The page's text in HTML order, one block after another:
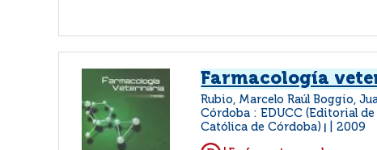
Farmacología
Rubio, Marcelo Raúl Boggio,
Córdoba : EDUCC (Editorial
Católica de Córdoba)
2009